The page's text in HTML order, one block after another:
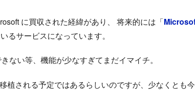
に買収された経緯があり、 将来的には「
るサービスになっています。
ない等、機能が少なすぎてまだイマイチ。
植される予定ではあるらしいのですが、少なくとも